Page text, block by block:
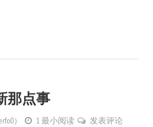
那点事
） 1 最小阅读 发表评论